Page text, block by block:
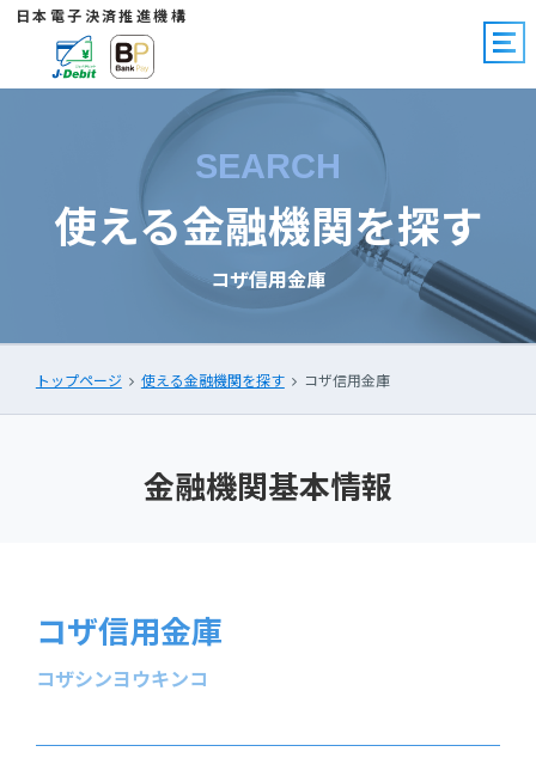
日本電子決済推進機構
SEARCH
使える金融機関を探す
コザ信用金庫
トップページ 使える金融機関を探す コザ信用金庫
金融機関基本情報
コザ信用金庫
コザシンヨウキンコ